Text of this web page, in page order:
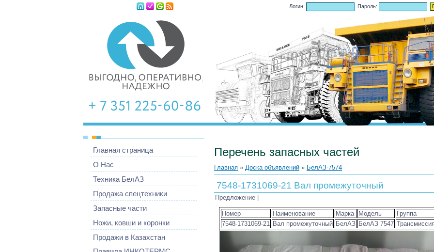
Логин: Пароль:
Главная страница
О Нас
Техника БелАЗ
Продажа спецтехники
Запасные части
Ножи, ковши и коронки
Продажи в Казахстан
Перечень запасных частей
Главная » Доска объявлений » БелАЗ-7574
7548-1731069-21 Вал промежуточный
Предложение |
Номер Наименование Марка Модель
Группа
7548-1731069-21 Вал промежуточный БелАЗ БелАЗ 7547